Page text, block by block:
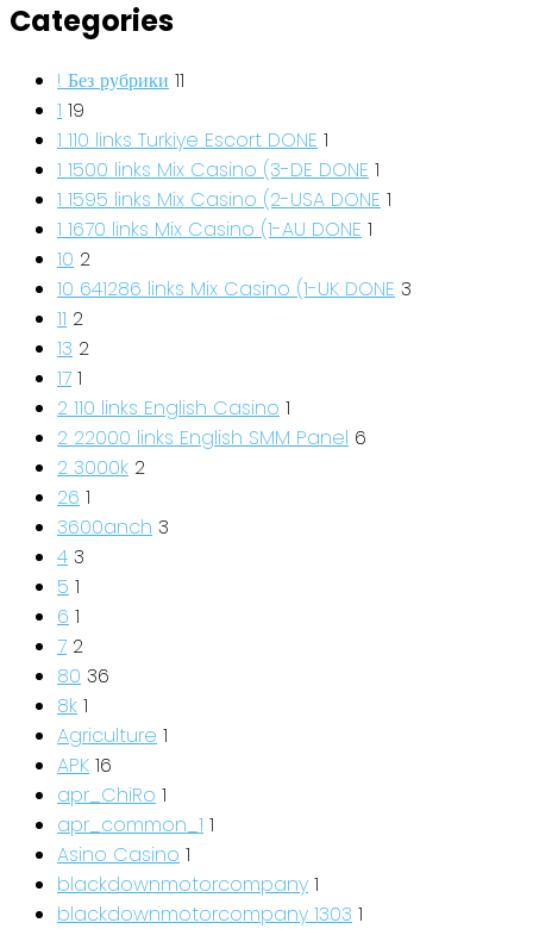
Categories
! Без рубрики 11
1 19
1 110 links Turkiye Escort DONE 1
1 1500 links Mix Casino (3-DE DONE 1
1 1595 links Mix Casino (2-USA DONE 1
1 1670 links Mix Casino (1-AU DONE 1
10 2
10 641286 links Mix Casino (1-UK DONE 3
11 2
13 2
17 1
2 110 links English Casino 1
2 22000 links English SMM Panel 6
2 3000k 2
26 1
3600anch 3
4 3
5 1
6 1
7 2
80 36
8k 1
Agriculture 1
APK 16
apr_ChiRo 1
apr_common_1 1
Asino Casino 1
blackdownmotorcompany 1
blackdownmotorcompany 1303 1